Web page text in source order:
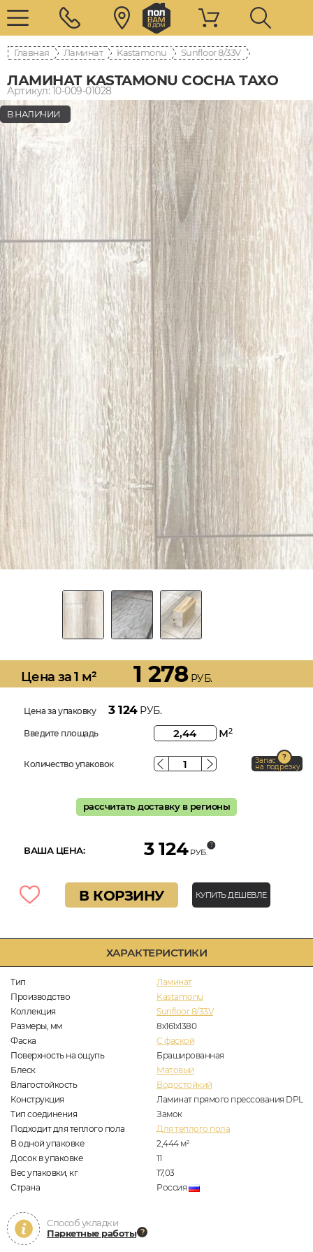
Главная Ламинат Kastamonu Sunfloor 8/33V
ЛАМИНАТ KASTAMONU СОСНА ТАХО
Артикул: 10-009-01028
ХАРАКТЕРИСТИКИ
Тип
Ламинат
Производство
Kastamonu
Коллекция
Sunfloor 8/33V
Размеры, мм
8х161х1380
Фаска
C фаской
Поверхность на ощупь
Брашированная
Блеск
Матовый
Влагостойкость
Водостойкий
Конструкция
Ламинат прямого прессования DPL
Тип соединения
Замок
Подходит для теплого пола
Для теплого пола
В одной упаковке
2,444 м2
Досок в упаковке
11
Вес упаковки, кг
17,03
Страна
Россия
Способ укладки
Паркетные работы
В НАЛИЧИИ
Цена за 1 м² 1 278РУБ.
Цена за упаковку 3 124РУБ.
Введите площадь м2
Количество упаковок Запас
на подрезку
рассчитать доставку в регионы
ВАША ЦЕНА: 3 124 РУБ.
В КОРЗИНУ КУПИТЬ ДЕШЕВЛЕ